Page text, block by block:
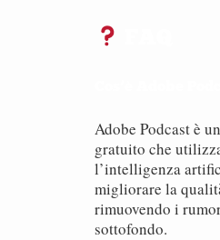
Adobe Podcast è
gratuito che
l’intelligenza
migliorare la
rimuovendo i
sottofondo.